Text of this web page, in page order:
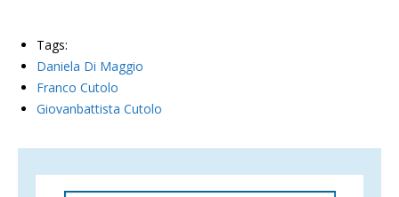
Tags:
Daniela Di Maggio
Franco Cutolo
Giovanbattista Cutolo